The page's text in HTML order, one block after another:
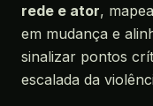
rede e ator,
em mudança e
sinalizar pontos
escalada da